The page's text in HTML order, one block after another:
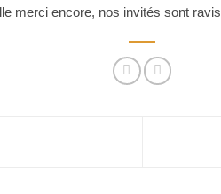
merci encore, nos invités sont